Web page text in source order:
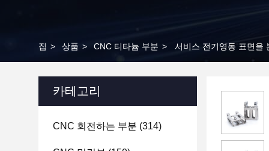
집 > 상품 > CNC 티타늄 부분 > 서비스 전기영동 표면을
카테고리
CNC 회전하는 부분 (314)